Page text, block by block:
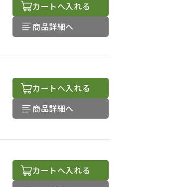
カートへ入れる
商品詳細へ
カートへ入れる
商品詳細へ
カートへ入れる